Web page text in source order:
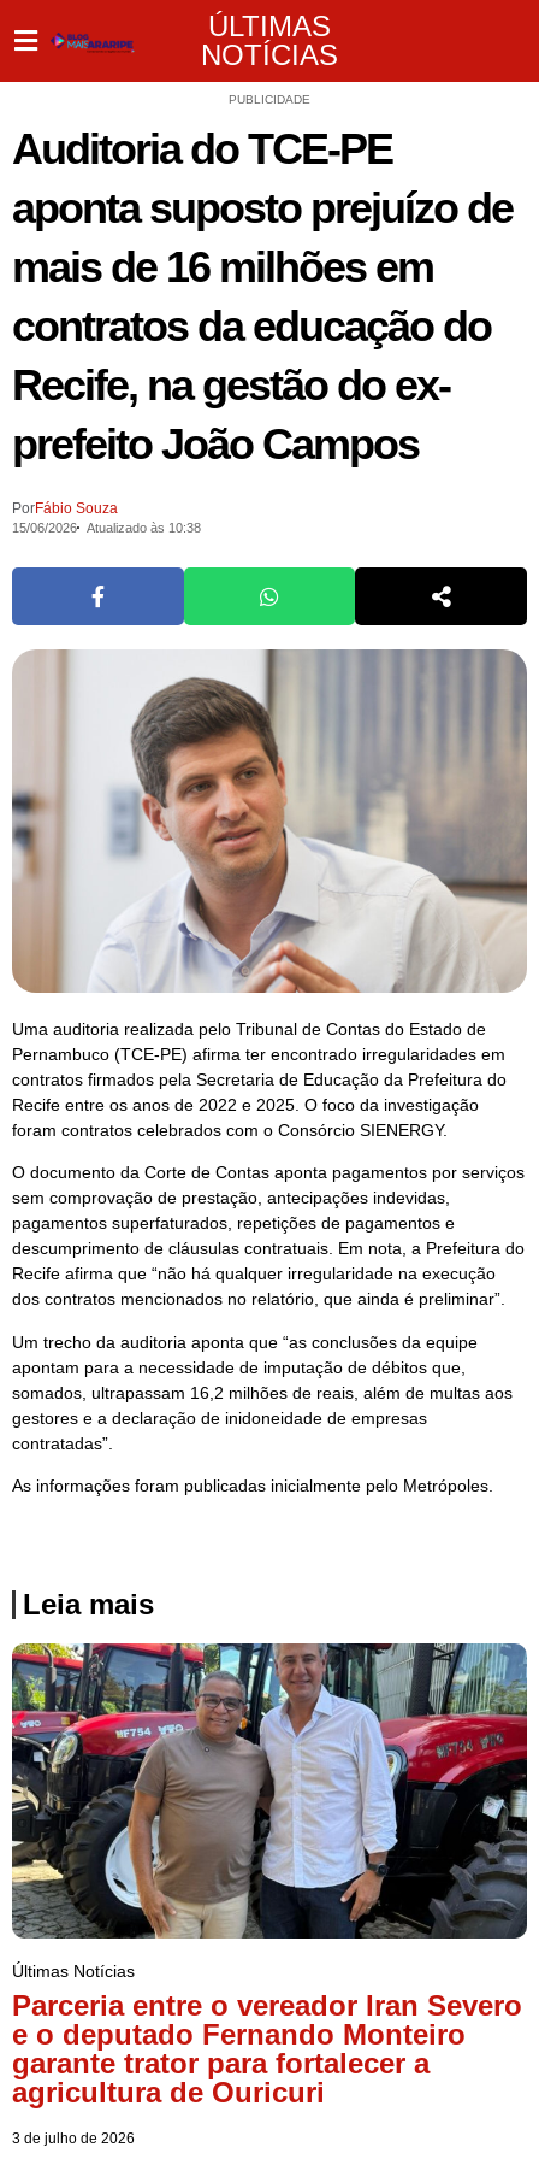
ÚLTIMAS
NOTÍCIAS
PUBLICIDADE
Auditoria do TCE-PE
aponta suposto prejuízo de
mais de 16 milhões em
contratos da educação do
Recife, na gestão do ex-
prefeito João Campos
PorFábio Souza
15/06/2026 Atualizado às 10:38
Uma auditoria realizada pelo Tribunal de Contas do Estado de
Pernambuco (TCE-PE) afirma ter encontrado irregularidades em
contratos firmados pela Secretaria de Educação da Prefeitura do
Recife entre os anos de 2022 e 2025. O foco da investigação
foram contratos celebrados com o Consórcio SIENERGY.
O documento da Corte de Contas aponta pagamentos por serviços
sem comprovação de prestação, antecipações indevidas,
pagamentos superfaturados, repetições de pagamentos e
descumprimento de cláusulas contratuais. Em nota, a Prefeitura do
Recife afirma que “não há qualquer irregularidade na execução
dos contratos mencionados no relatório, que ainda é preliminar”.
Um trecho da auditoria aponta que “as conclusões da equipe
apontam para a necessidade de imputação de débitos que,
somados, ultrapassam 16,2 milhões de reais, além de multas aos
gestores e a declaração de inidoneidade de empresas
contratadas”.
As informações foram publicadas inicialmente pelo Metrópoles.
Leia mais
Últimas Notícias
Parceria entre o vereador Iran Severo
e o deputado Fernando Monteiro
garante trator para fortalecer a
agricultura de Ouricuri
3 de julho de 2026